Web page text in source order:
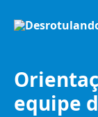
equipe